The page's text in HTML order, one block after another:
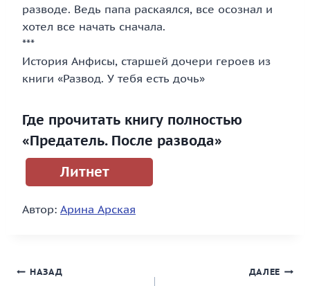
разводе. Ведь папа раскаялся, все осознал и
хотел все начать сначала.
***
История Анфисы, старшей дочери героев из
книги «Развод. У тебя есть дочь»
Где прочитать книгу полностью
«Предатель. После развода»
Литнет
Автор: Арина Арская
Навигация
НАЗАД ДАЛЕЕ